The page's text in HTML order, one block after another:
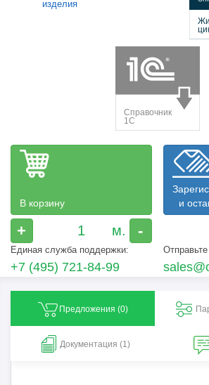
В корзину
+ -
и
Единая служба поддержки:
+7 (495) 721-84-99
Предложения (0)
Документация (1)